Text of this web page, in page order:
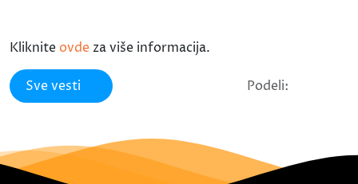
Kliknite ovde za više informacija.
Sve vesti Podeli: